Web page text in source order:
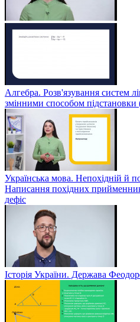
Алгебра. Розв'язування систем
змінними способом підстановки
Українська мова. Непохідній й
Написання похідних
дефіс
Історія України. Держава